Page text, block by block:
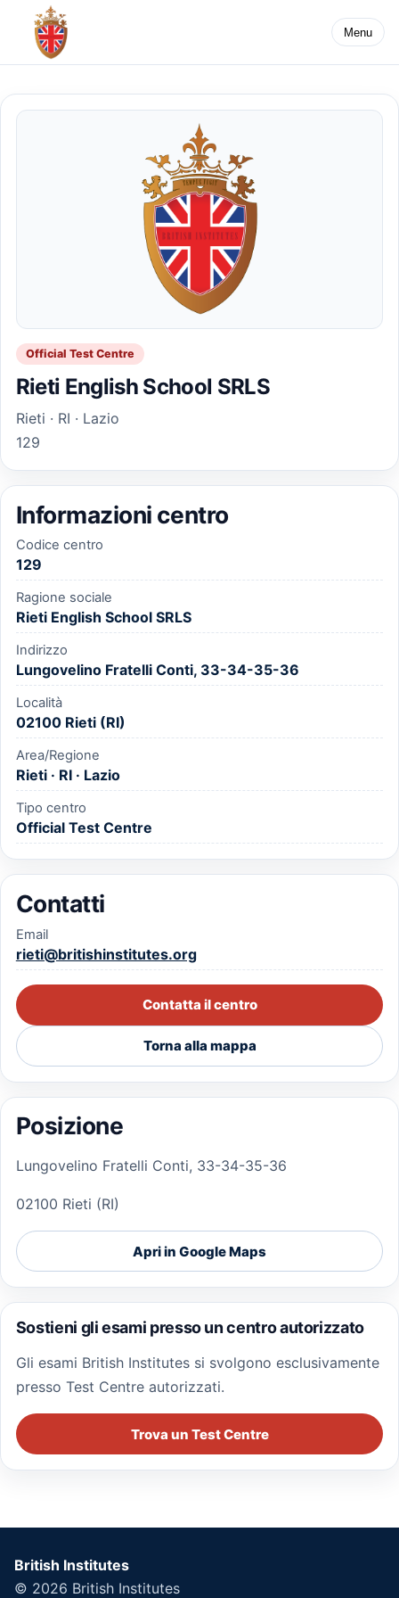
Menu
Official Test Centre
Rieti English School SRLS
Rieti · RI · Lazio
129
Informazioni centro
Codice centro
129
Ragione sociale
Rieti English School SRLS
Indirizzo
Lungovelino Fratelli Conti, 33-34-35-36
Località
02100 Rieti (RI)
Area/Regione
Rieti · RI · Lazio
Tipo centro
Official Test Centre
Contatti
Email
rieti@britishinstitutes.org
Contatta il centro
Torna alla mappa
Posizione
Lungovelino Fratelli Conti, 33-34-35-36
02100 Rieti (RI)
Apri in Google Maps
Sostieni gli esami presso un centro autorizzato
Gli esami British Institutes si svolgono esclusivamente
presso Test Centre autorizzati.
Trova un Test Centre
British Institutes
© 2026 British Institutes